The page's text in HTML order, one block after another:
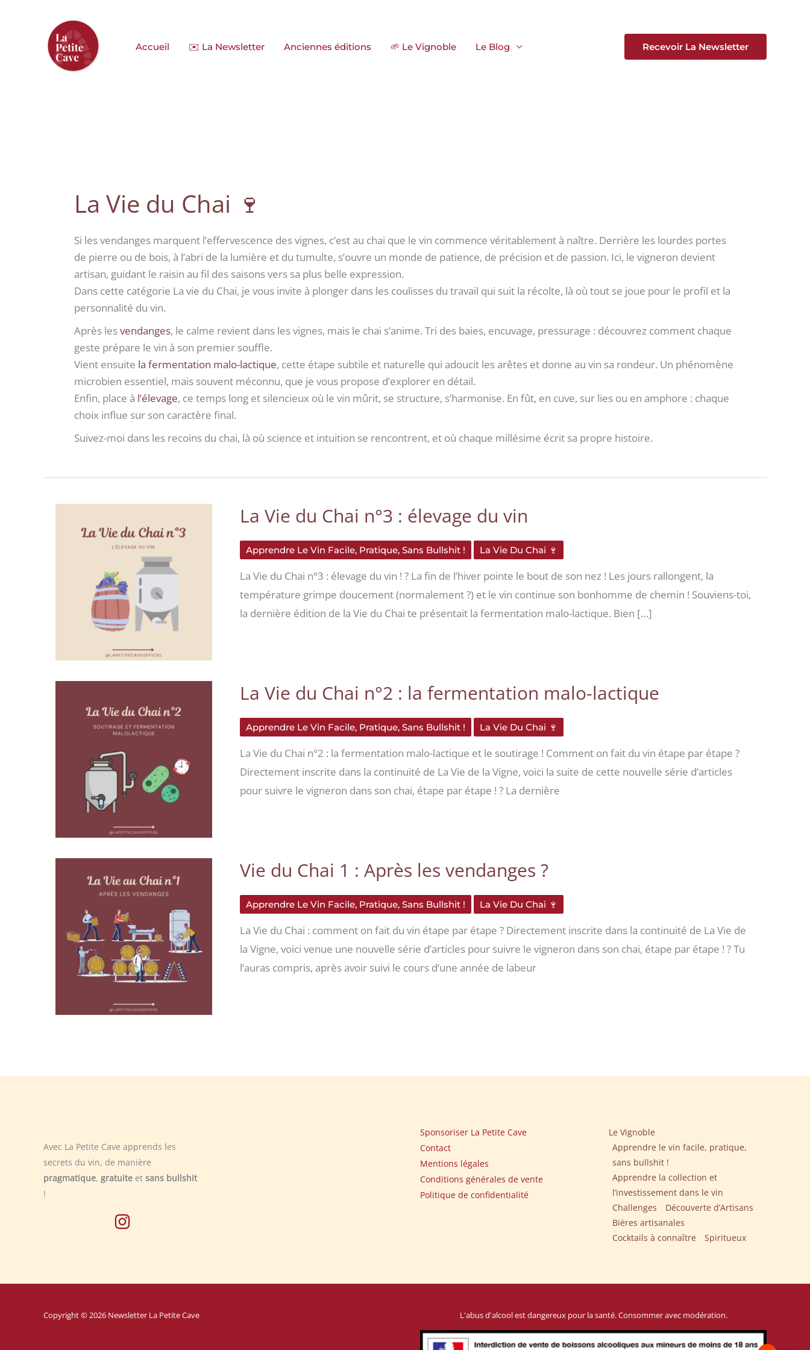
Accueil ✉️ La Newsletter Anciennes éditions 🌱 Le Vignoble Le Blog Recevoir La Newsletter
La Vie du Chai 🍷
Si les vendanges marquent l’effervescence des vignes, c’est au chai que le vin commence véritablement à naître. Derrière les lourdes portes
de pierre ou de bois, à l’abri de la lumière et du tumulte, s’ouvre un monde de patience, de précision et de passion. Ici, le vigneron devient
artisan, guidant le raisin au fil des saisons vers sa plus belle expression.
Dans cette catégorie La vie du Chai, je vous invite à plonger dans les coulisses du travail qui suit la récolte, là où tout se joue pour le profil et la
personnalité du vin.
Après lesvendanges, le calme revient dans les vignes, mais le chai s’anime. Tri des baies, encuvage, pressurage : découvrez comment chaque
geste prépare le vin à son premier souffle.
Vient ensuite la fermentation malo-lactique, cette étape subtile et naturelle qui adoucit les arêtes et donne au vin sa rondeur. Un phénomène
microbien essentiel, mais souvent méconnu, que je vous propose d’explorer en détail.
Enfin, place à l’élevage, ce temps long et silencieux où le vin mûrit, se structure, s’harmonise. En fût, en cuve, sur lies ou en amphore : chaque
choix influe sur son caractère final.
Suivez-moi dans les recoins du chai, là où science et intuition se rencontrent, et où chaque millésime écrit sa propre histoire.
La Vie du Chai n°3 : élevage du vin
Apprendre Le Vin Facile, Pratique, Sans Bullshit ! La Vie Du Chai 🍷
La Vie du Chai n°3 : élevage du vin ! ? La fin de l’hiver pointe le bout de son nez ! Les jours rallongent, la
température grimpe doucement (normalement ?) et le vin continue son bonhomme de chemin ! Souviens-toi,
la dernière édition de la Vie du Chai te présentait la fermentation malo-lactique. Bien […]
La Vie du Chai n°2 : la fermentation malo-lactique
Apprendre Le Vin Facile, Pratique, Sans Bullshit ! La Vie Du Chai 🍷
La Vie du Chai n°2 : la fermentation malo-lactique et le soutirage ! Comment on fait du vin étape par étape ?
Directement inscrite dans la continuité de La Vie de la Vigne, voici la suite de cette nouvelle série d’articles
pour suivre le vigneron dans son chai, étape par étape ! ? La dernière
Vie du Chai 1 : Après les vendanges ?
Apprendre Le Vin Facile, Pratique, Sans Bullshit ! La Vie Du Chai 🍷
La Vie du Chai : comment on fait du vin étape par étape ? Directement inscrite dans la continuité de La Vie de
la Vigne, voici venue une nouvelle série d’articles pour suivre le vigneron dans son chai, étape par étape ! ? Tu
l’auras compris, après avoir suivi le cours d’une année de labeur
Avec La Petite Cave apprends les
secrets du vin, de manière
pragmatique, gratuite et sans bullshit
!
Sponsoriser La Petite Cave
Contact
Mentions légales
Conditions générales de vente
Politique de confidentialité
Le Vignoble
Apprendre le vin facile, pratique,
sans bullshit !
Apprendre la collection et
l’investissement dans le vin
Challenges
Découverte d’Artisans
Bières artisanales
Cocktails à connaître
Spiritueux
Copyright © 2026 Newsletter La Petite Cave L'abus d'alcool est dangereux pour la santé. Consommer avec modération.